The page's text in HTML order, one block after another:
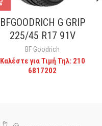
BFGOODRICH G GRIP
225/45 R17 91V
BF Goodrich
Καλέστε για Τιμή Τηλ: 210
6817202